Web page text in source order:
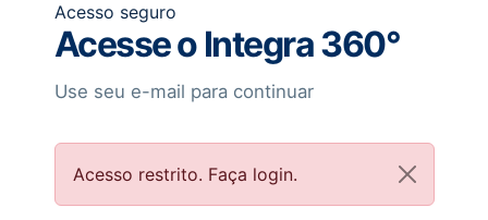
Acesso seguro
Acesse o Integra 360°
Use seu e-mail para continuar
Acesso restrito. Faça login.